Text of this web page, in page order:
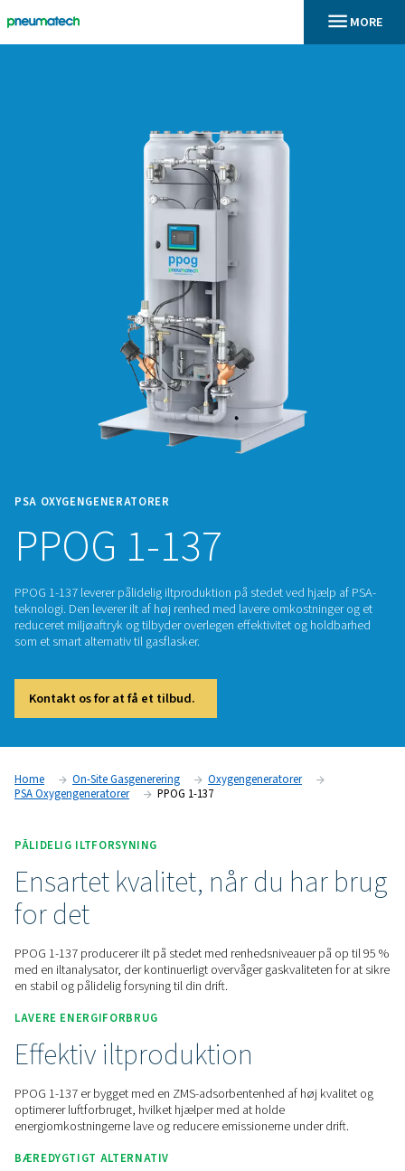
PSA OXYGENGENERATORER
PPOG 1-137
PPOG 1-137 leverer pålidelig iltproduktion på stedet ved
reduceret miljøaftryk og tilbyder overlegen effektivitet og
som et smart alternativ til gasflasker.
Kontakt os for at få et tilbud.
Home On-Site Gasgenerering
Oxygengeneratorer
PSA Oxygengeneratorer
PPOG 1-137
PÅLIDELIG ILTFORSYNING
Ensartet kvalitet, når du
for det